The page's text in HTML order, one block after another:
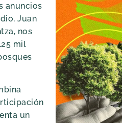
anuncios
Juan
nos
mil
un